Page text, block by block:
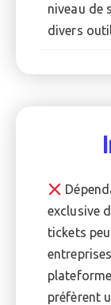
niveau de
divers
exclusive
tickets
préfèrent